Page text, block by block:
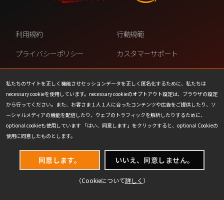
私たちのサイトを正しく機能させセッションデータを正しく匿名化するために、私たちは
necessary cookieを使用しています。necessary cookieのオプトアウト設定は、ブラウザの設定
から行ってください。また、お客さま１人１人に合ったコンテンツや広告をご提供したり、ソ
ーシャルメディアの機能を配信したり、ウェブのトラフィックを解析したりするために、
optional cookieも使用しています 「はい、同意します」をクリックすると、optional Cookieの
使用に同意したものとします。
同意します。 いいえ、同意しません。
（Cookieについて詳しく ）
利用規約
行動規範
プライバシーポリシー
カスタマーサポート
ファンコンテンツ・ポリシー
個人情報の販売や共有を許可し
ない
COOKIE
プレスリリース
会社情報
お問い合わせ